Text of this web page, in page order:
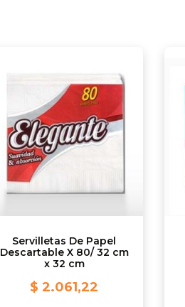
Servilletas De Papel
Descartable X 80/ 32 cm
x 32 cm
$ 2.061,22